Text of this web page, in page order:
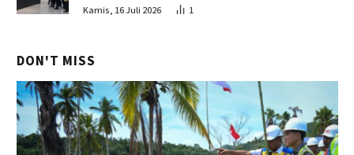
Kamis, 16 Juli 2026 1
DON'T MISS